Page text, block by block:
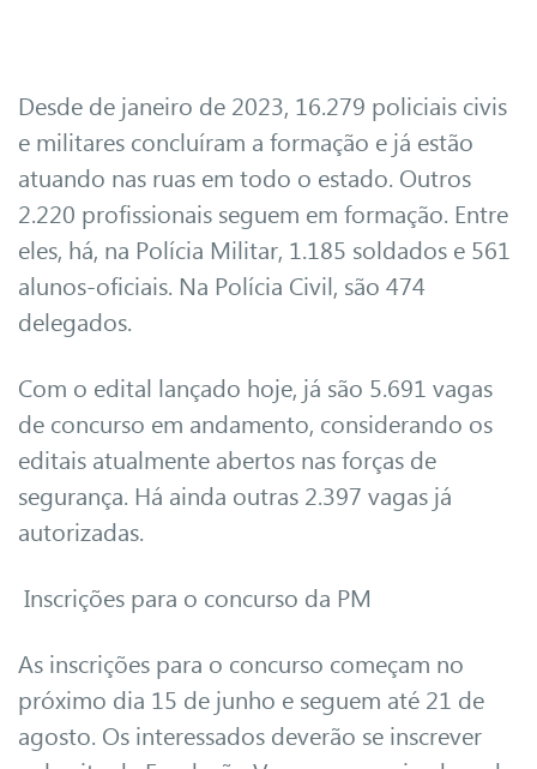
Desde de janeiro de 2023, 16.279 policiais civis
e militares concluíram a formação e já estão
atuando nas ruas em todo o estado. Outros
2.220 profissionais seguem em formação. Entre
eles, há, na Polícia Militar, 1.185 soldados e 561
alunos-oficiais. Na Polícia Civil, são 474
delegados.
Com o edital lançado hoje, já são 5.691 vagas
de concurso em andamento, considerando os
editais atualmente abertos nas forças de
segurança. Há ainda outras 2.397 vagas já
autorizadas.
Inscrições para o concurso da PM
As inscrições para o concurso começam no
próximo dia 15 de junho e seguem até 21 de
agosto. Os interessados deverão se inscrever